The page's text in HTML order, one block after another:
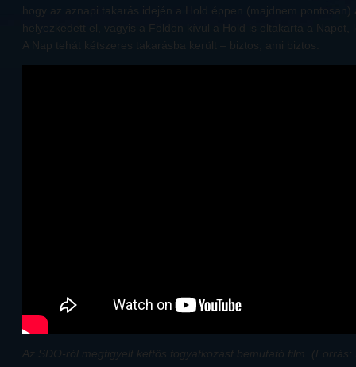
hogy az aznapi takarás idején a Hold éppen (majdnem pontosan)
helyezkedett el, vagyis a Földön kívül a Hold is eltakarta a Napot,
A Nap tehát kétszeres takarásba került – biztos, ami biztos.
Az SDO-ról megfigyelt kettős fogyatkozást bemutató film. (Forrás: